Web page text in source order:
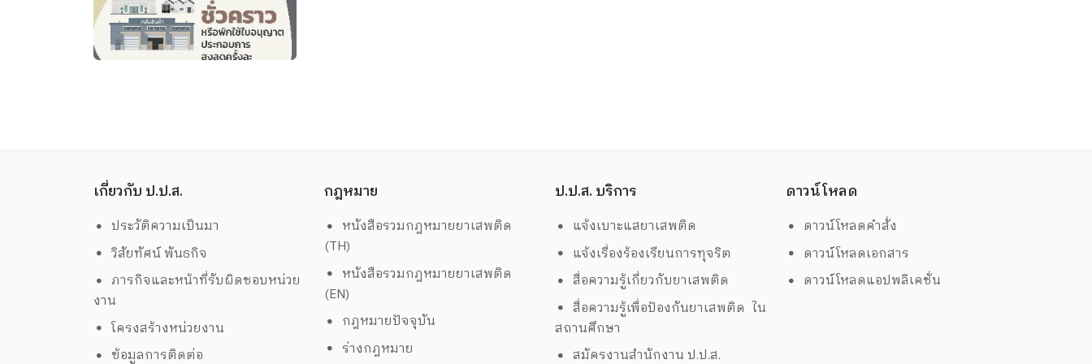
เกี่ยวกับ ป.ป.ส.
ประวัติความเป็นมา
วิสัยทัศน์ พันธกิจ
ภารกิจและหน้าที่รับผิดชอบหน่วย
งาน
โครงสร้างหน่วยงาน
ข้อมูลการติดต่อ
กฎหมาย
หนังสือรวมกฎหมายยาเสพติด
(TH)
หนังสือรวมกฎหมายยาเสพติด
(EN)
กฎหมายปัจจุบัน
ร่างกฎหมาย
ป.ป.ส. บริการ
แจ้งเบาะแสยาเสพติด
แจ้งเรื่องร้องเรียนการทุจริต
สื่อความรู้เกี่ยวกับยาเสพติด
สื่อความรู้เพื่อป้องกันยาเสพติด ใน
สถานศึกษา
สมัครงานสำนักงาน ป.ป.ส.
ดาวน์โหลด
ดาวน์โหลดคำสั่ง
ดาวน์โหลดเอกสาร
ดาวน์โหลดแอปพลิเคชั่น